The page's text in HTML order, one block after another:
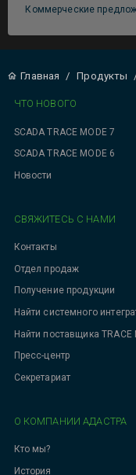
Коммерческие
Главная / Продукты
ЧТО НОВОГО
SCADA TRACE MODE 7
SCADA TRACE MODE 6
Новости
СВЯЖИТЕСЬ С НАМИ
Контакты
Отдел продаж
Получение продукции
Найти системного
Найти поставщика TRACE
Пресс-центр
Секретариат
О КОМПАНИИ АДАСТРА
Кто мы?
История